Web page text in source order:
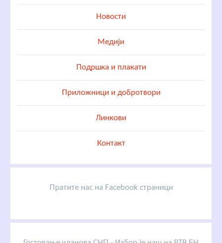
Новости
Медији
Подршка и плакати
Приложници и добротвори
Линкови
Контакт
Пратите нас на Facebook страници